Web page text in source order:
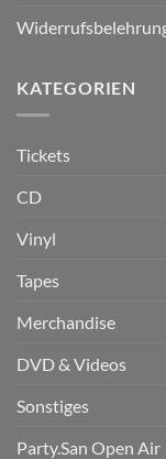
KATEGORIEN
Tickets
CD
Vinyl
Tapes
Merchandise
DVD & Videos
Sonstiges
Party.San Open Air